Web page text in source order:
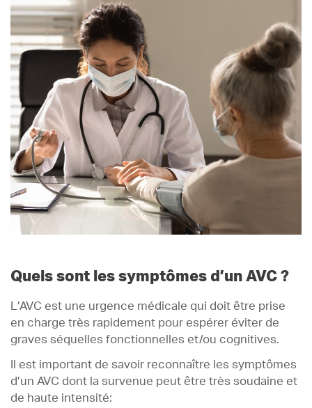
Quels sont les symptômes d’un AVC ?
L’AVC est une urgence médicale qui doit être prise
en charge très rapidement pour espérer éviter de
graves séquelles fonctionnelles et/ou cognitives.
Il est important de savoir reconnaître les symptômes
d’un AVC dont la survenue peut être très soudaine et
de haute intensité: